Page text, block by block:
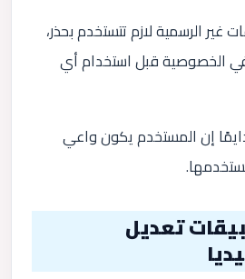
غير الرسمية لازم تتستخدم بحذر،
الخصوصية قبل استخدام أي
إن المستخدم يكون واعي
تعديل